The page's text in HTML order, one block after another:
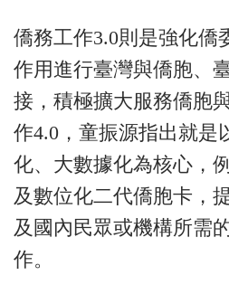
僑務工作3.0則是強化僑
作用進行臺灣與僑胞、
接，積極擴大服務僑胞
作4.0，童振源指出就是
化、大數據化為核心，
及數位化二代僑胞卡，
及國內民眾或機構所需
作。